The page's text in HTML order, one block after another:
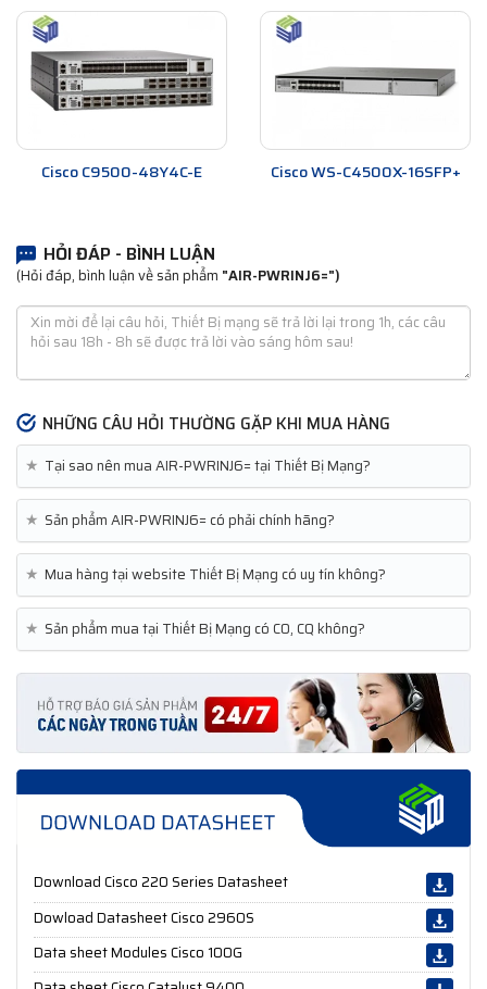
Cisco C9500-48Y4C-E Cisco WS-C4500X-16SFP+
HỎI ĐÁP - BÌNH LUẬN
(Hỏi đáp, bình luận về sản phẩm "AIR-PWRINJ6=")
NHỮNG CÂU HỎI THƯỜNG GẶP KHI MUA HÀNG
★ Tại sao nên mua AIR-PWRINJ6= tại Thiết Bị Mạng?
★ Sản phẩm AIR-PWRINJ6= có phải chính hãng?
★ Mua hàng tại website Thiết Bị Mạng có uy tín không?
★ Sản phẩm mua tại Thiết Bị Mạng có CO, CQ không?
Download Cisco 220 Series Datasheet
Dowload Datasheet Cisco 2960S
Data sheet Modules Cisco 100G